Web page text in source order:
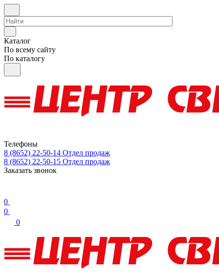
Каталог
По всему сайту
По каталогу
Телефоны
8 (8652) 22-50-14 Отдел продаж
8 (8652) 22-50-15 Отдел продаж
Заказать звонок
0
0
0